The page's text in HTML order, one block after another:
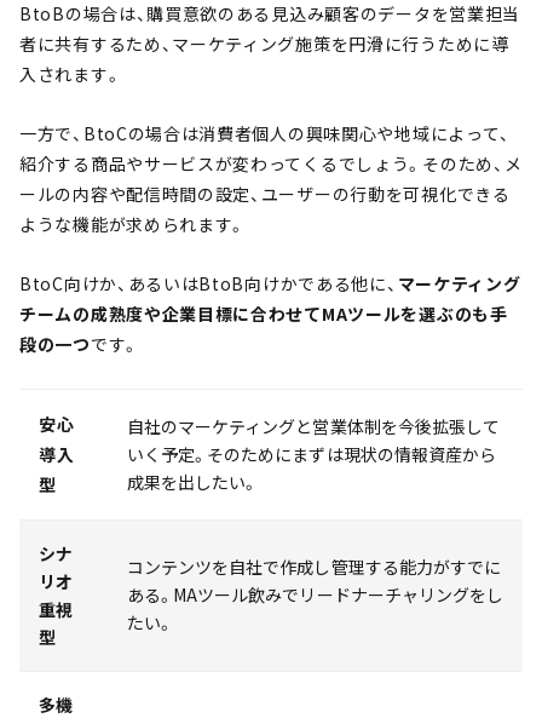
BtoBの場合は、購買意欲のある見込み顧客のデータを営業担当
者に共有するため、マーケティング施策を円滑に行うために導
入されます。
一方で、BtoCの場合は消費者個人の興味関心や地域によって、
紹介する商品やサービスが変わってくるでしょう。そのため、メ
ールの内容や配信時間の設定、ユーザーの行動を可視化できる
ような機能が求められます。
BtoC向けか、あるいはBtoB向けかである他に、 マーケティング
チームの成熟度や企業目標に合わせてMAツールを選ぶのも手
段の一つです。
安心
導入
型
自社のマーケティングと営業体制を今後拡張して
いく予定。そのためにまずは現状の情報資産から
成果を出したい。
シナ
リオ
重視
型
コンテンツを自社で作成し管理する能力がすでに
ある。MAツール飲みでリードナーチャリングをし
たい。
多機